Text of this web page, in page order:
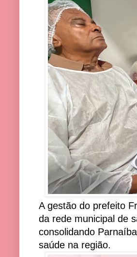
A gestão do prefeito
da rede municipal de
consolidando
saúde na região.